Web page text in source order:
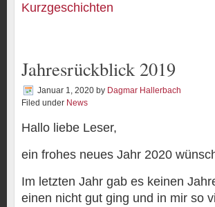
Kurzgeschichten
Jahresrückblick 2019
Januar 1, 2020 by Dagmar Hallerbach
Filed under News
Hallo liebe Leser,
ein frohes neues Jahr 2020
Im letzten Jahr gab es keinen
einen nicht gut ging und in mir so